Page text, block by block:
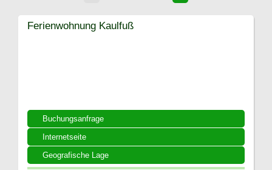
Buchungsanfrage
Internetseite
Geografische Lage
Ferienwohnung Kaulfuß